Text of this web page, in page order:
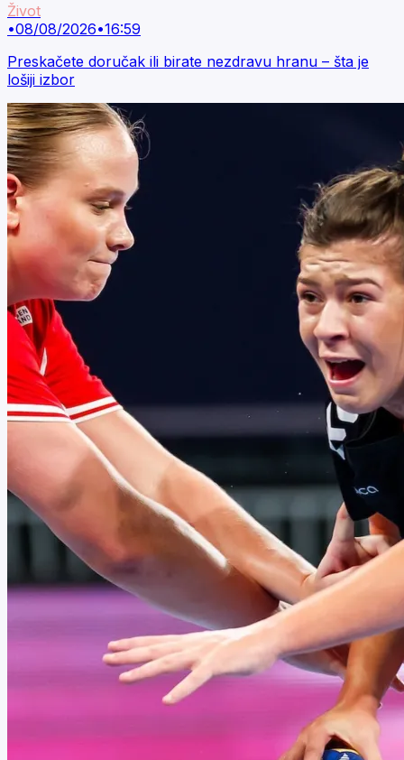
Život
•08/08/2026•16:59
Preskačete doručak ili birate nezdravu hranu – šta je
lošiji izbor